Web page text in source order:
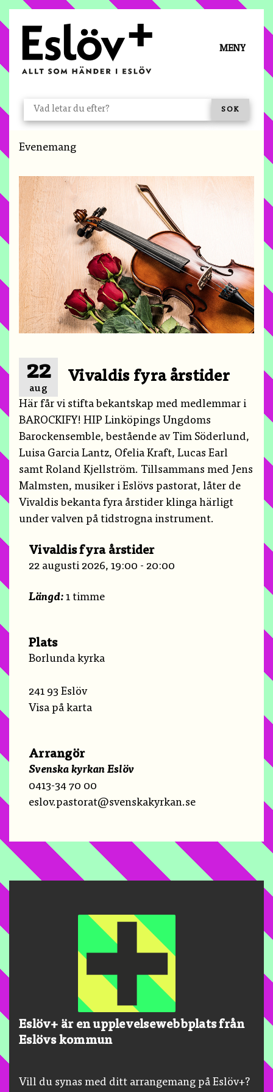
TILL INNEHÅLL
MENY
SÖK
Du är här:
Evenemang
22
aug
Vivaldis fyra årstider
Här får vi stifta bekantskap med medlemmar i
BAROCKIFY! HIP Linköpings Ungdoms
Barockensemble, bestående av Tim Söderlund,
Luisa Garcia Lantz, Ofelia Kraft, Lucas Earl
samt Roland Kjellström. Tillsammans med Jens
Malmsten, musiker i Eslövs pastorat, låter de
Vivaldis bekanta fyra årstider klinga härligt
under valven på tidstrogna instrument.
Vivaldis fyra årstider
22 augusti 2026, 19:00 - 20:00
Längd: 1 timme
Plats
Borlunda kyrka
241 93 Eslöv
Visa på karta
Arrangör
Svenska kyrkan Eslöv
0413-34 70 00
eslov.pastorat@svenskakyrkan.se
Eslöv+ är en upplevelsewebbplats från
Eslövs kommun
Vill du synas med ditt arrangemang på Eslöv+?